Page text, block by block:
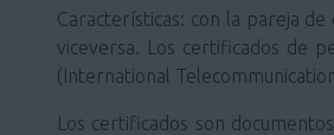
Características: con la pareja
viceversa. Los certificados de
(International
Los certificados son